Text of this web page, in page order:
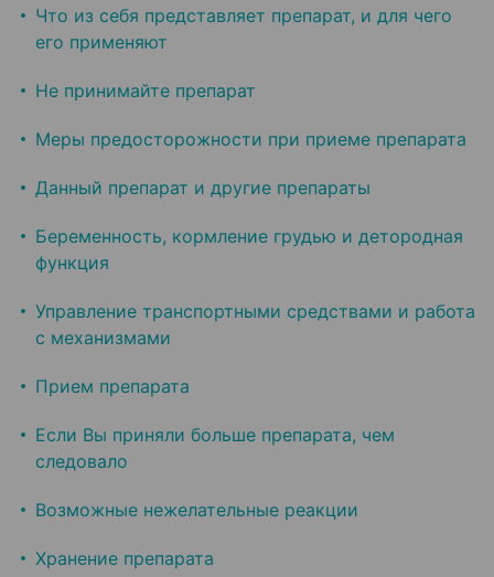
Что из себя представляет препарат, и для чего
его применяют
Не принимайте препарат
Меры предосторожности при приеме препарата
Данный препарат и другие препараты
Беременность, кормление грудью и детородная
функция
Управление транспортными средствами и работа
с механизмами
Прием препарата
Если Вы приняли больше препарата, чем
следовало
Возможные нежелательные реакции
Хранение препарата